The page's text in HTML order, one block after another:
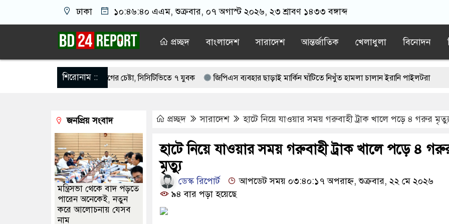
ঢাকা ১০:৪৬:৪০ এএম, শুক্রবার, ০৭ অগাস্ট ২০২৬, ২৩ শ্রাবণ ১৪৩৩ বঙ্গাব্দ
প্রচ্ছদ বাংলাদেশ সারাদেশ আন্তর্জাতিক খেলাধুলা বিনোদন
শিরোনাম ::
বাসভবনে অগ্নিসংযোগের চেষ্টা, সিসিটিভিতে ৭ যুবক জিপিএস ব্যবহার ছাড়াই মার্কিন ঘাঁটিতে নিখুঁত হামলা চালান ইরানি পাইলটরা
‘হাজারগুণ ভালো’ দেশ চালাচ্ছেন তারেক রহমান: কাদের সিদ্দিকী সকাল না হতেই মর্মান্তিক দুই দুর্ঘটনা, ঝরে গেল ১৫ প্রাণ
না করে, তাই জীবিত অবস্থায় নিজের চল্লিশার আয়োজন করলেন বৃদ্ধ অন্ধকারে মোজতবা খামেনির সঙ্গে বৈঠক, আসল মানুষ কিনা প্রশ্ন
স্কুল শিক্ষার্থীদের মিছিলে নিলেন যুবলীগ নেতা মসজিদের ইমামকে ওমরাহ উপহার, আবেগে ভাসল বিদায়ের মুহূর্ত
প্রচ্ছদ সারাদেশ হাটে নিয়ে যাওয়ার সময় গরুবাহী ট্রাক খালে পড়ে ৪ গরুর মৃত্যু
হাটে নিয়ে যাওয়ার সময় গরুবাহী ট্রাক খালে পড়ে ৪
মৃত্যু
ডেস্ক রিপোর্ট
আপডেট সময় ০৩:৪০:১৭ অপরাহ্ন, শুক্রবার, ২২ মে ২০২৬
৯৪ বার পড়া হয়েছে
জনপ্রিয় সংবাদ
মন্ত্রিসভা থেকে বাদ পড়তে
পারেন অনেকেই, নতুন
করে আলোচনায় যেসব
নাম